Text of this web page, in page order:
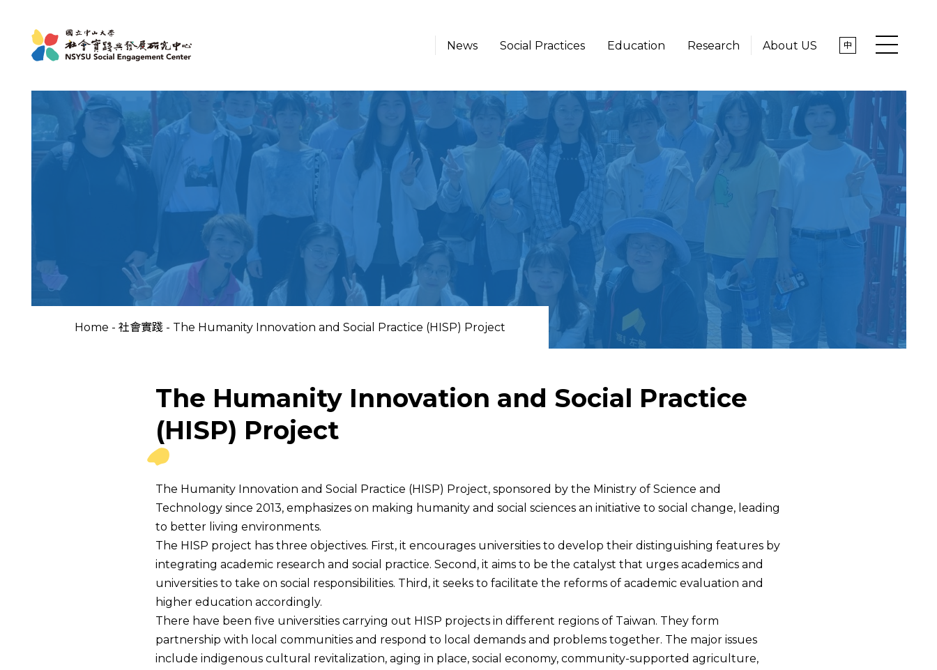
News Social Practices Education Research About US 中
News
About US
Social Practices
Education
Link
Home - 社會實踐 - The Humanity Innovation and Social Practice (HISP) Project
The Humanity Innovation and Social Practice
(HISP) Project
The Humanity Innovation and Social Practice (HISP) Project, sponsored by the Ministry of Science and
Technology since 2013, emphasizes on making humanity and social sciences an initiative to social change, leading
to better living environments.
The HISP project has three objectives. First, it encourages universities to develop their distinguishing features by
integrating academic research and social practice. Second, it aims to be the catalyst that urges academics and
universities to take on social responsibilities. Third, it seeks to facilitate the reforms of academic evaluation and
higher education accordingly.
There have been five universities carrying out HISP projects in different regions of Taiwan. They form
partnership with local communities and respond to local demands and problems together. The major issues
include indigenous cultural revitalization, aging in place, social economy, community-supported agriculture,